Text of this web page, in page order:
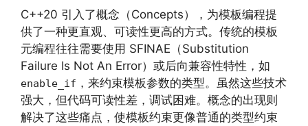
C++20 引入了概念（Concepts），为模板编程提
供了一种更直观、可读性更高的方式。传统的模板
元编程往往需要使用 SFINAE（Substitution
Failure Is Not An Error）或后向兼容性特性，如
enable_if ，来约束模板参数的类型。虽然这些技术
强大，但代码可读性差，调试困难。概念的出现则
解决了这些痛点，使模板约束更像普通的类型约束